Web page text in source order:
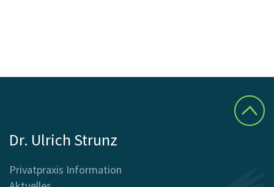
Dr. Ulrich Strunz
Privatpraxis Information